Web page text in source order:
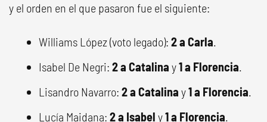
y el orden en el que pasaron fue el siguiente:
Williams López (voto legado): 2 a Carla.
Isabel De Negri: 2 a Catalina y1 a Florencia.
Lisandro Navarro: 2 a Catalina y1 a Florencia.
Lucía Maidana: 2 a Isabel y1 a Florencia.